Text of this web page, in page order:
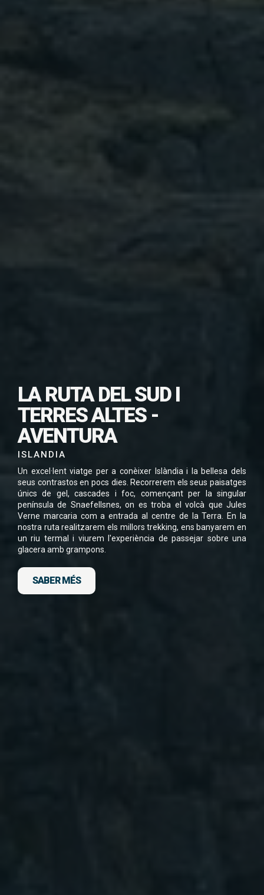
LA RUTA DEL SUD I
TERRES ALTES -
AVENTURA
ISLANDIA
Un excel·lent viatge per a conèixer Islàndia i la bellesa dels
seus contrastos en pocs dies. Recorrerem els seus paisatges
únics de gel, cascades i foc, començant per la singular
península de Snaefellsnes, on es troba el volcà que Jules
Verne marcaria com a entrada al centre de la Terra. En la
nostra ruta realitzarem els millors trekking, ens banyarem en
un riu termal i viurem l'experiència de passejar sobre una
glacera amb grampons.
SABER MÉS
DESCARREGAR
AQUEST VIATGE EN
PDF
He llegit i accepto la Política de Privacitat *
DESCARGA FITXA DEL VIATGE